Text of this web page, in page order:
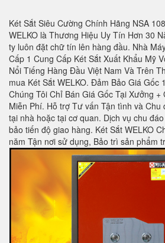
Két Sắt Siêu Cường Chính Hãng NSA
WELKO là Thương Hiệu Uy Tín Hơn 30
ty luôn đặt chữ tín lên hàng đầu. Nhà
Cấp 1 Cung Cấp Két Sắt Xuất Khẩu Mỹ
Nổi Tiếng Hàng Đầu Việt Nam Và Trên
mua Két Sắt WELKO. Đảm Bảo Giá Gốc
Chúng Tôi Chỉ Bán Giá Gốc Tại Xưởng
Miễn Phí. Hỗ trợ Tư vấn Tận tình và Chu
tại nhà hoặc tại cơ quan. Dịch vụ chu
bảo tiến độ giao hàng. Két Sắt WELKO
năm Tận nơi sử dụng, Bảo trì sản phẩm